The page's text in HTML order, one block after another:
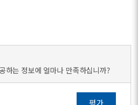
하는 정보에 얼마나 만족하십니까?
평가